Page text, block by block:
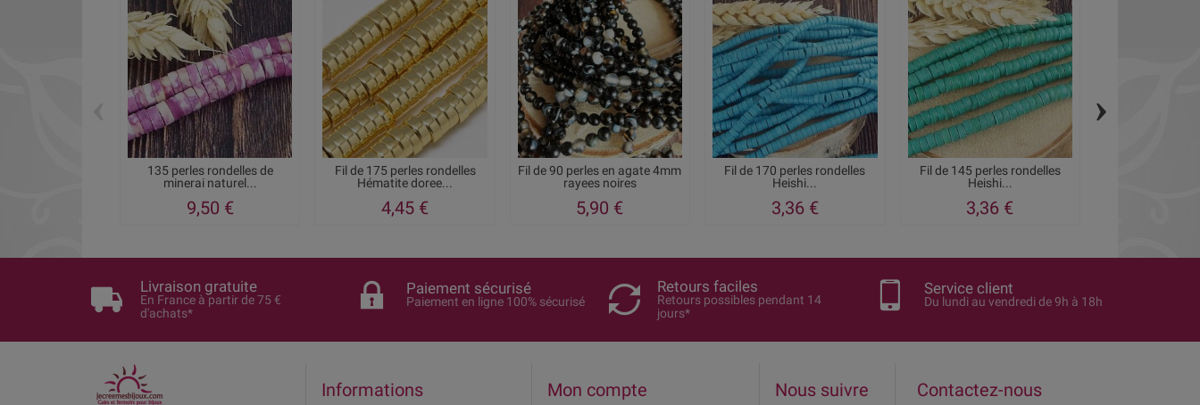
135 perles rondelles de
minerai naturel...
9,50 €
Fil de 175 perles rondelles
Hématite doree...
4,45 €
Fil de 90 perles en agate 4mm
rayees noires
5,90 €
Fil de 170 perles rondelles
Heishi...
3,36 €
Fil de 145 perles rondelles
Heishi...
3,36 €
›
Livraison gratuite
En France à partir de 75 €
d'achats*
Paiement sécurisé
Paiement en ligne 100% sécurisé
Retours faciles
Retours possibles pendant 14
jours*
Service client
Du lundi au vendredi de 9h à 18h
Informations Mon compte Nous suivre Contactez-nous